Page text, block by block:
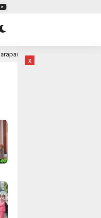
Gelar Donor Darah
x